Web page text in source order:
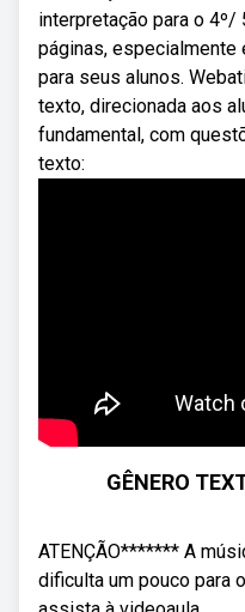
interpretação para o
páginas, especialmente
para seus alunos.
texto, direcionada aos
fundamental, com
texto:
GÊNERO
ATENÇÃO******* A
dificulta um pouco para